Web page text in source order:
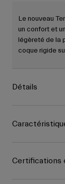
Le nouveau
un confort et
légèreté de la
coque rigide
Détails
Certifications